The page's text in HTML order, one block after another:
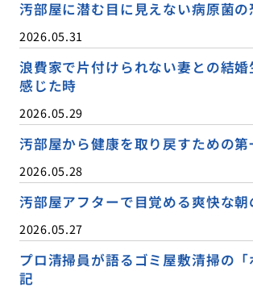
汚部屋に潜む目に見えない病原菌の
2026.05.31
浪費家で片付けられない妻との結
感じた時
2026.05.29
汚部屋から健康を取り戻すための第
2026.05.28
汚部屋アフターで目覚める爽快な朝
2026.05.27
プロ清掃員が語るゴミ屋敷清掃の
記